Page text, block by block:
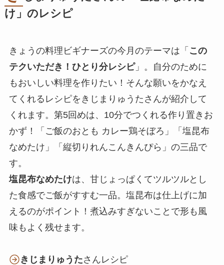
け」のレシピ
きょうの料理ビギナーズの今月のテーマは「 この
テクいただき！ひとり分レシピ」。自分のために
もおいしい料理を作りたい！そんな願いをかなえ
てくれるレシピをきじまりゅうたさんが紹介して
くれます。第5回めは、10分でつくれる作り置きお
かず！「ご飯のおとも カレー鶏そぼろ」「塩昆布
なめたけ」「縦切りれんこんきんぴら」の三品で
す。
塩昆布なめたけは、甘じょっぱくてツルツルとし
た食感でご飯がすすむ一品。塩昆布は仕上げに加
えるのがポイント！煮込みすぎないことで形も風
味もよく残せます。
きじまりゅうたさんレシピ